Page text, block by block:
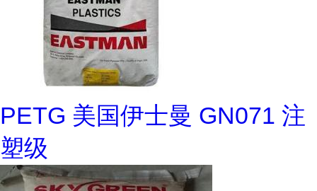
PETG 美国伊士曼 GN071 注
塑级